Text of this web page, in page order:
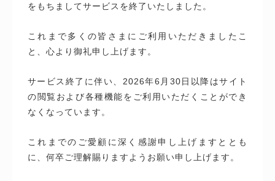
をもちましてサービスを終了いたしました。
これまで多くの皆さまにご利用いただきましたこ
と、心より御礼申し上げます。
サービス終了に伴い、2026年6月30日以降はサイト
の閲覧および各種機能をご利用いただくことができ
なくなっています。
これまでのご愛顧に深く感謝申し上げますととも
に、何卒ご理解賜りますようお願い申し上げます。